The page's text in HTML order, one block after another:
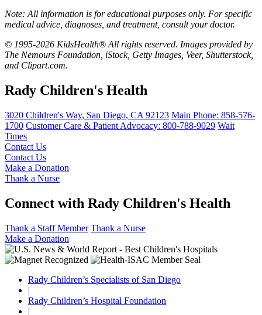
Note: All information is for educational purposes only. For specific
medical advice, diagnoses, and treatment, consult your doctor.
© 1995-2026 KidsHealth® All rights reserved. Images provided by
The Nemours Foundation, iStock, Getty Images, Veer, Shutterstock,
and Clipart.com.
Rady Children's Health
3020 Children's Way, San Diego, CA 92123 Main Phone: 858-576-
1700 Customer Care & Patient Advocacy: 800-788-9029 Wait
Times
Contact Us
Contact Us
Make a Donation
Thank a Nurse
Connect with Rady Children's Health
Thank a Staff Member Thank a Nurse
Make a Donation
Rady Children’s Specialists of San Diego
|
Rady Children’s Hospital Foundation
|